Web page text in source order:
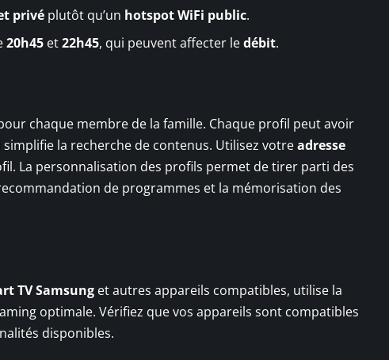
privé plutôt qu’un hotspot WiFi public.
20h45 et22h45, qui peuvent affecter ledébit.
chaque membre de la famille. Chaque profil peut avoir
la recherche de contenus. Utilisez votreadresse
La personnalisation des profils permet de tirer parti des
de programmes et la mémorisation des
TV Samsung et autres appareils compatibles, utilise la
optimale. Vérifiez que vos appareils sont compatibles
disponibles.